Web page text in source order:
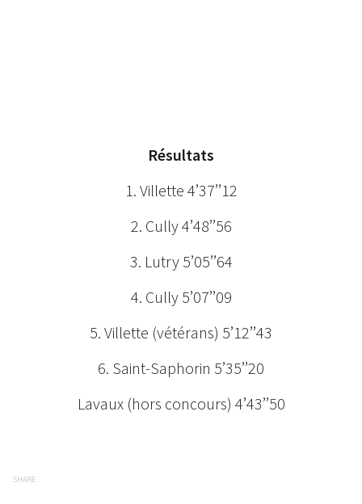
Résultats
1. Villette 4’37’’12
2. Cully 4’48’’56
3. Lutry 5’05’’64
4. Cully 5’07’’09
5. Villette (vétérans) 5’12’’43
6. Saint-Saphorin 5’35’’20
Lavaux (hors concours) 4’43’’50
SHARE